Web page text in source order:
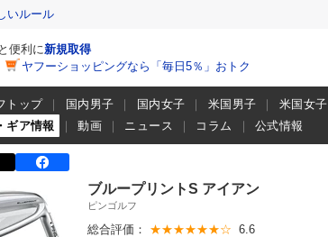
いルール
便利に新規取得
ヤフーショッピングなら「毎日5％」おトク
トップ 国内男子 国内女子 米国男子 米国女子
ギア情報
動画 ニュース コラム 公式情報
ブループリントS アイアン
ピンゴルフ
総合評価： ★★★★★★☆ 6.6